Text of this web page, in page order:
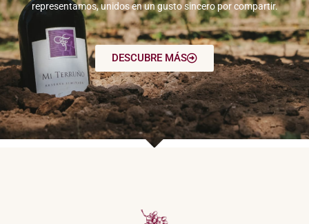
representamos, unidos en un gusto sincero por compartir.
DESCUBRE MÁS